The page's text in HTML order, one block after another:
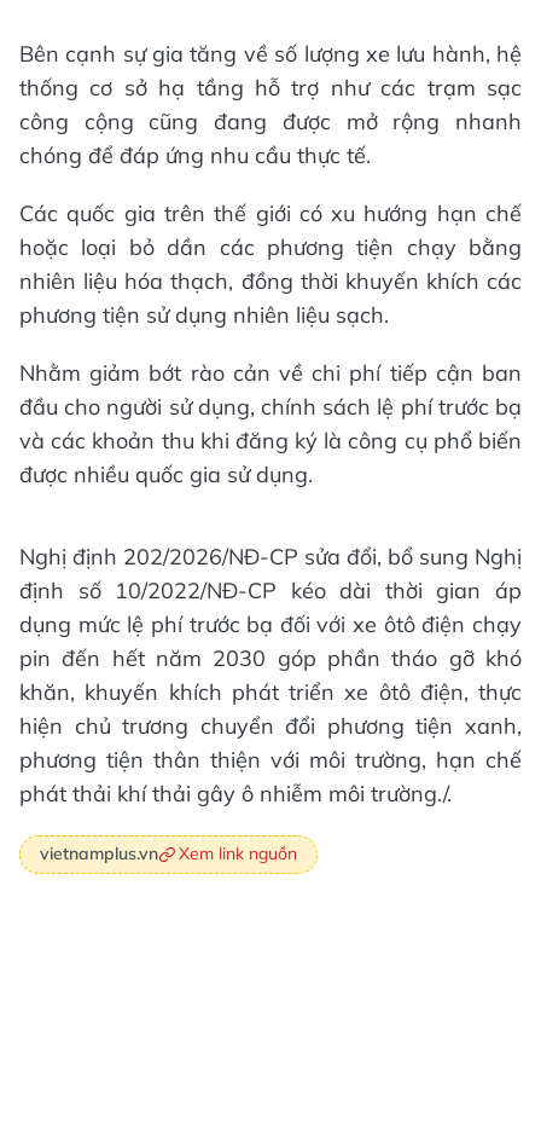
Bên cạnh sự gia tăng về số lượng xe lưu hành, hệ
thống cơ sở hạ tầng hỗ trợ như các trạm sạc
công cộng cũng đang được mở rộng nhanh
chóng để đáp ứng nhu cầu thực tế.
Các quốc gia trên thế giới có xu hướng hạn chế
hoặc loại bỏ dần các phương tiện chạy bằng
nhiên liệu hóa thạch, đồng thời khuyến khích các
phương tiện sử dụng nhiên liệu sạch.
Nhằm giảm bớt rào cản về chi phí tiếp cận ban
đầu cho người sử dụng, chính sách lệ phí trước bạ
và các khoản thu khi đăng ký là công cụ phổ biến
được nhiều quốc gia sử dụng.
Nghị định 202/2026/NĐ-CР sửa đổi, bổ sung Nghị
định số 10/2022/NĐ-CP kéo dài thời gian áp
dụng mức lệ phí trước bạ đối với xe ôtô điện chạy
pin đến hết năm 2030 góp phần tháo gỡ khó
khăn, khuyến khích phát triển xe ôtô điện, thực
hiện chủ trương chuyển đổi phương tiện xanh,
phương tiện thân thiện với môi trường, hạn chế
phát thải khí thải gây ô nhiễm môi trường./.
vietnamplus.vn Xem link nguồn